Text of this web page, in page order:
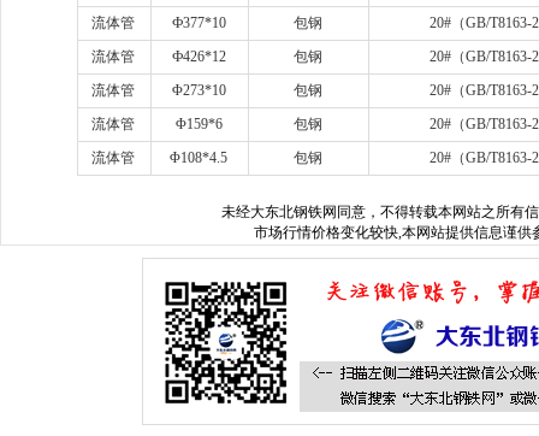
流体管
Ф377*10 包钢 20# （GB/T8163-
流体管
Ф426*12 包钢 20# （GB/T8163-
流体管
Φ273*10 包钢 20# （GB/T8163-
流体管
Φ159*6 包钢 20# （GB/T8163-
流体管
Φ108*4.5 包钢 20# （GB/T8163-
未经大东北钢铁网 同意，不得转载本网站之所有
市场行情价格变化较快,本网站提供信息谨供